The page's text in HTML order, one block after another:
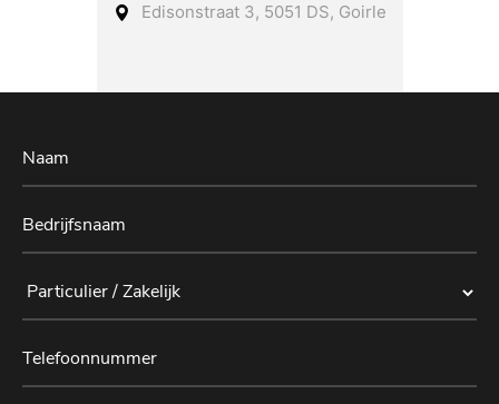
Edisonstraat 3, 5051 DS, Goirle